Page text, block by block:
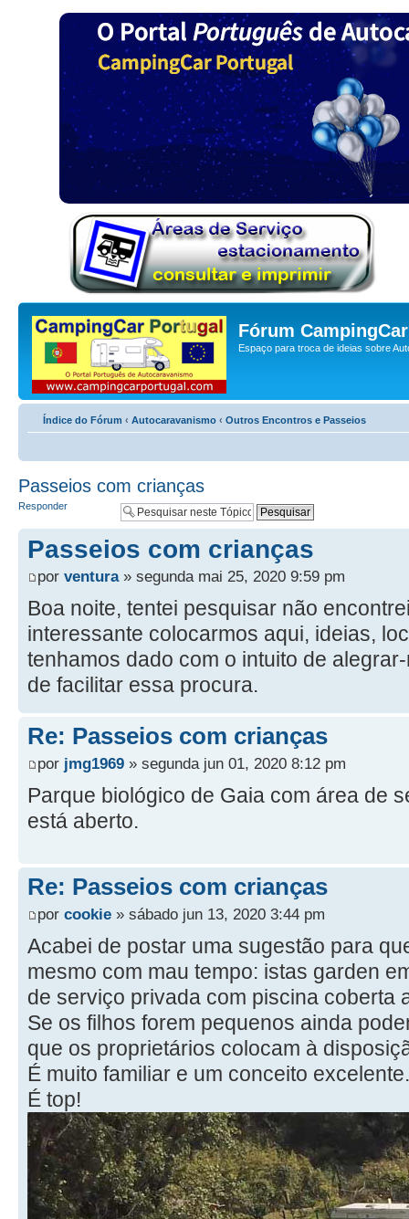
Fórum
Espaço para troca de ideias sobre
Índice do Fórum ‹ Autocaravanismo ‹ Outros Encontros e Passeios
Passeios com crianças
Responder
Passeios com crianças
por ventura» segunda mai 25, 2020 9:59 pm
Boa noite, tentei pesquisar não
interessante colocarmos aqui, ideias,
tenhamos dado com o intuito de
de facilitar essa procura.
Re: Passeios com crianças
por jmg1969 » segunda jun 01, 2020 8:12 pm
Parque biológico de Gaia com área de
está aberto.
Re: Passeios com crianças
por cookie » sábado jun 13, 2020 3:44 pm
Acabei de postar uma sugestão para
mesmo com mau tempo: istas garden
de serviço privada com piscina coberta
Se os filhos forem pequenos ainda
que os proprietários colocam à
É muito familiar e um conceito excelente.
É top!